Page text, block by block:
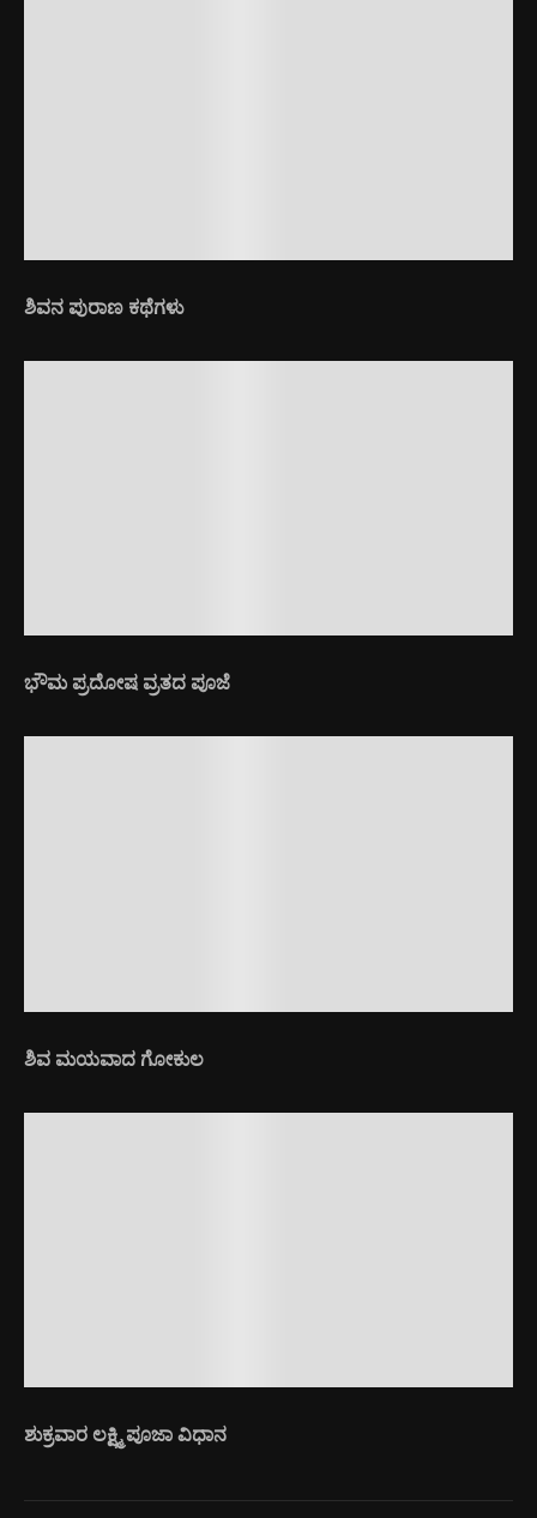
ಶಿವನ ಪುರಾಣ ಕಥೆಗಳು
ಭೌಮ ಪ್ರದೋಷ ವ್ರತದ ಪೂಜೆ
ಶಿವ ಮಯವಾದ ಗೋಕುಲ
ಶುಕ್ರವಾರ ಲಕ್ಷ್ಮಿ ಪೂಜಾ ವಿಧಾನ